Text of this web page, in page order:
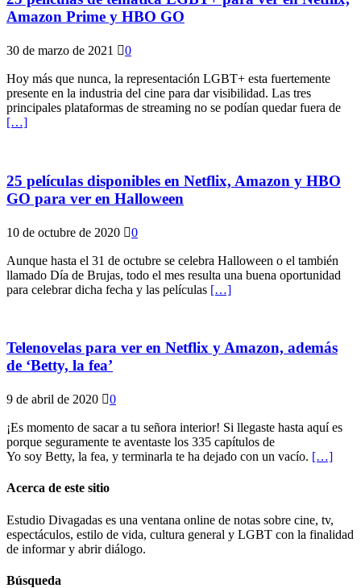
Amazon Prime y HBO GO
30 de marzo de 2021 0
Hoy más que nunca, la representación LGBT+ esta fuertemente
presente en la industria del cine para dar visibilidad. Las tres
principales plataformas de streaming no se podían quedar fuera de
[…]
25 películas disponibles en Netflix, Amazon y HBO
GO para ver en Halloween
10 de octubre de 2020 0
Aunque hasta el 31 de octubre se celebra Halloween o el también
llamado Día de Brujas, todo el mes resulta una buena oportunidad
para celebrar dicha fecha y las películas […]
Telenovelas para ver en Netflix y Amazon, además
de ‘Betty, la fea’
9 de abril de 2020 0
¡Es momento de sacar a tu señora interior! Si llegaste hasta aquí es
porque seguramente te aventaste los 335 capítulos de
Yo soy Betty, la fea, y terminarla te ha dejado con un vacío. […]
Acerca de este sitio
Estudio Divagadas es una ventana online de notas sobre cine, tv,
espectáculos, estilo de vida, cultura general y LGBT con la finalidad
de informar y abrir diálogo.
Búsqueda